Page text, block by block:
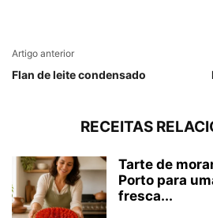
Artigo anterior
Flan de leite condensado
RECEITAS
Tarte de
Porto para
fresca...